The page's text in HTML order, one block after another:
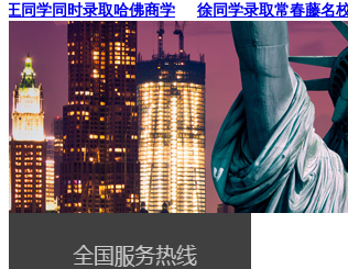
学同时录取哈佛商学
徐同学录取常春藤名校-康